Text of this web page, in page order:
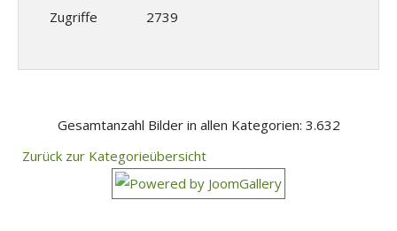
Zugriffe 2739
Gesamtanzahl Bilder in allen Kategorien: 3.632
Zurück zur Kategorieübersicht